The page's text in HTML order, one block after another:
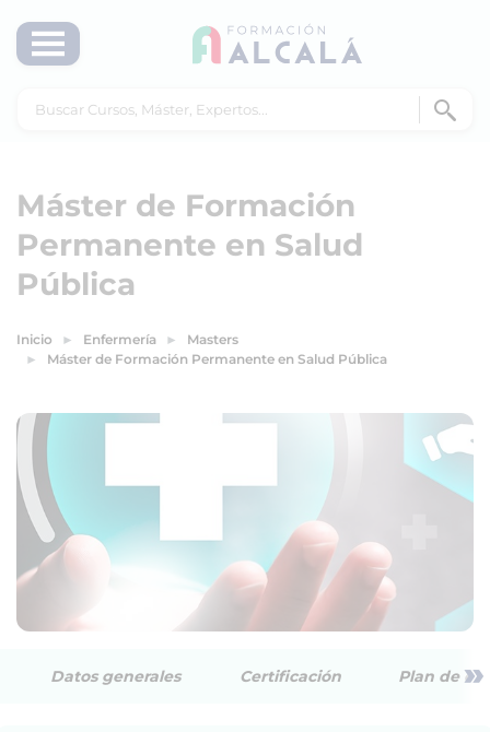
Máster de Formación
Permanente en Salud
Pública
Inicio Enfermería
Masters
Máster de Formación Permanente en Salud Pública
Datos generales Certificación Plan de »